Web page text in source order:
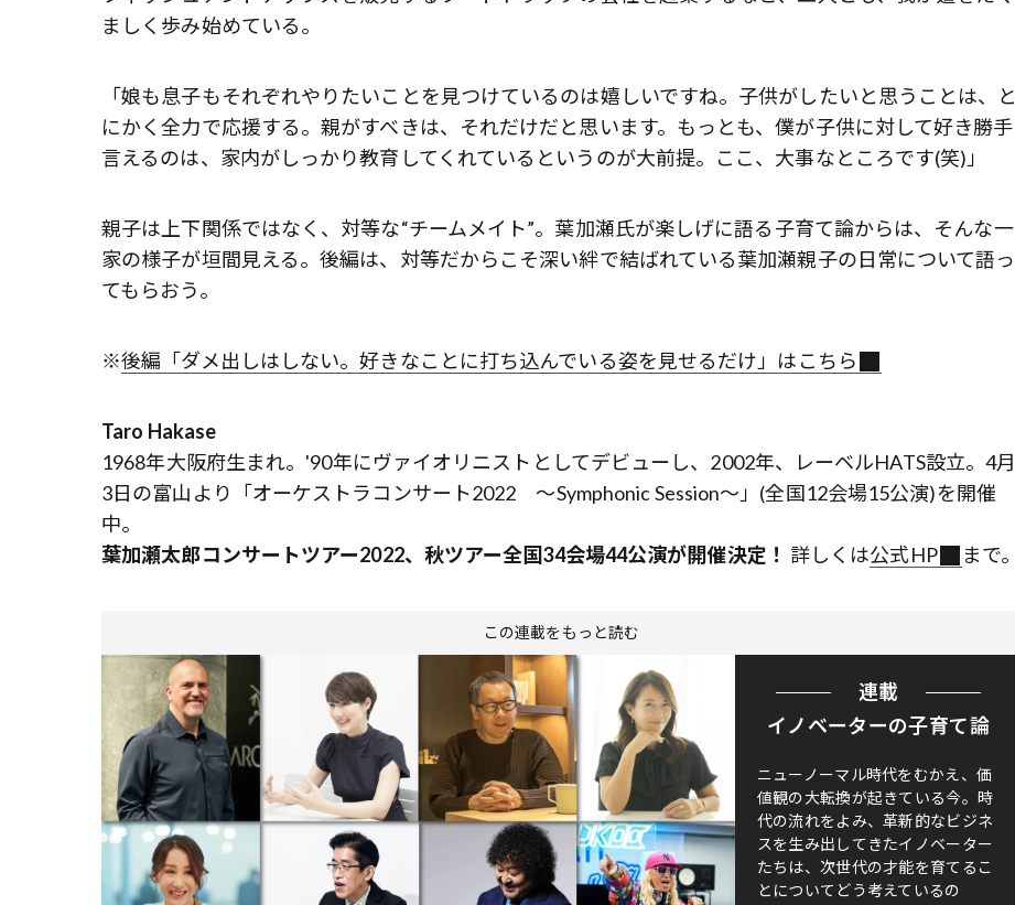
ましく歩み始めている。
「娘も息子もそれぞれやりたいことを見つけているのは嬉しいですね。子供がしたいと思うことは、と
にかく全力で応援する。親がすべきは、それだけだと思います。もっとも、僕が子供に対して好き勝手
言えるのは、家内がしっかり教育してくれているというのが大前提。ここ、大事なところです(笑)」
親子は上下関係ではなく、対等な“チームメイト”。葉加瀬氏が楽しげに語る子育て論からは、そんな一
家の様子が垣間見える。後編は、対等だからこそ深い絆で結ばれている葉加瀬親子の日常について語っ
てもらおう。
※後編「ダメ出しはしない。好きなことに打ち込んでいる姿を見せるだけ」はこちら
Taro Hakase
1968年大阪府生まれ。'90年にヴァイオリニストとしてデビューし、2002年、レーベルHATS設立。4月
3日の富山より「オーケストラコンサート2022 ～Symphonic Session～」(全国12会場15公演)を開催
中。
葉加瀬太郎コンサートツアー2022、秋ツアー全国34会場44公演が開催決定！ 詳しくは公式HP まで。
この連載をもっと読む
連載
イノベーターの子育て論
ニューノーマル時代をむかえ、価
値観の大転換が起きている今。時
代の流れをよみ、革新的なビジネ
スを生み出してきたイノベーター
たちは、次世代の才能を育てるこ
とについてどう考えているの